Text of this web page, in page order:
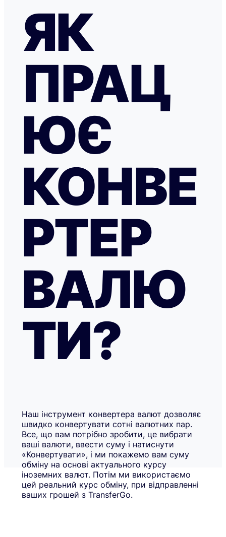
ЯК
ПРАЦ
ЮЄ
КОНВЕ
РТЕР
ВАЛЮ
ТИ?
Наш інструмент конвертера валют дозволяє
швидко конвертувати сотні валютних пар.
Все, що вам потрібно зробити, це вибрати
ваші валюти, ввести суму і натиснути
«Конвертувати», і ми покажемо вам суму
обміну на основі актуального курсу
іноземних валют. Потім ми використаємо
цей реальний курс обміну, при відправленні
ваших грошей з TransferGo.